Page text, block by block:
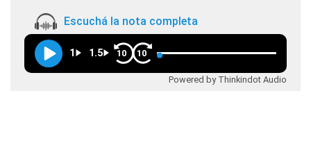
Escuchá la nota completa
1 1.5 10 10
Powered by Thinkindot Audio